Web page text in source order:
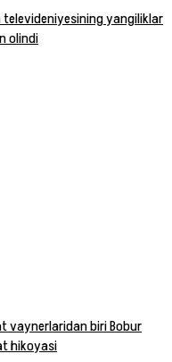
yangiliklar
olindi
vaynerlaridan biri Bobur
hikoyasi